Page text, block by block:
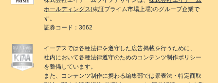
ホールディングス(東証プライム市場上場)のグループ企業で
す。
証券コード：3662
イーデスでは各種法律を遵守した広告掲載を行うために、
社内において各種法律遵守のためのコンテンツ制作ポリシー
を整備しています。
また、コンテンツ制作に携わる編集部では景表法・特定商取